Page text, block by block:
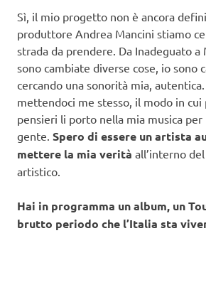
Sì, il mio progetto non è ancora
produttore Andrea Mancini stiamo
strada da prendere. Da Inadeguato a
sono cambiate diverse cose, io sono
cercando una sonorità mia,
mettendoci me stesso, il modo in cui
pensieri li porto nella mia musica
gente. Spero di essere un artista
mettere la mia verità all’interno
artistico.
Hai in programma un album, un
brutto periodo che l’Italia sta